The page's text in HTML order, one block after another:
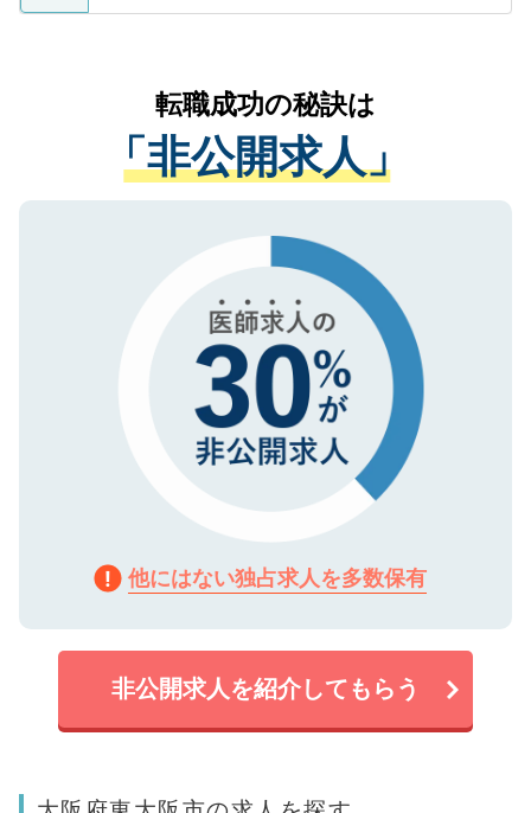
ているすべての個人データはご本人の許可
は、個人情報の取り扱いについての厳密な
管理基準を満たした事業者のみに付与され
る、プライバシーマークを取得済みです。
で、機密保持に関してもご安心ください。
かがいして、現在の医療機関の状況や紹介
経験をまじえながら、適切なアドバイスを
させていただきます。すぐにご転職をされ
ない方には、長期的なサポートが可能です
ので、まずはご登録ください。
転職成功の秘訣は
「非公開求人」
他にはない独占求人を多数保有
非公開求人を紹介してもらう